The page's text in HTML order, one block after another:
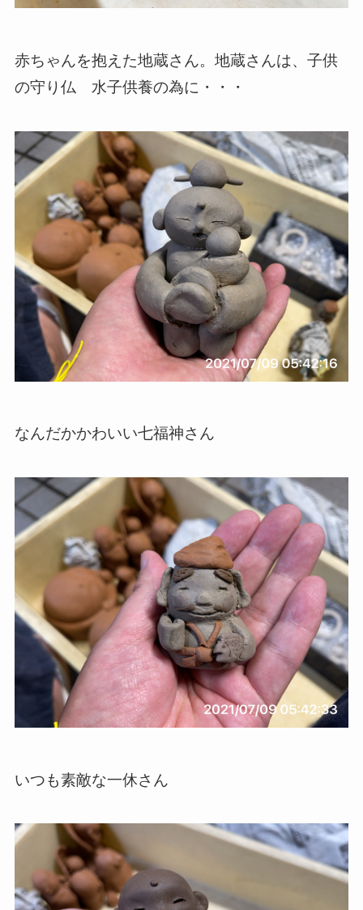
赤ちゃんを抱えた地蔵さん。地蔵さんは、子供
の守り仏 水子供養の為に・・・
なんだかかわいい七福神さん
いつも素敵な一休さん